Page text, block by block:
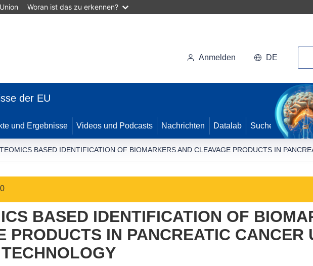
Woran ist das zu erkennen?
Anmelden DE
der EU
und Ergebnisse Videos und Podcasts Nachrichten Datalab Suche
BASED IDENTIFICATION OF BIOMARKERS AND CLEAVAGE PRODUCTS IN
BASED IDENTIFICATION OF
PRODUCTS IN PANCREATIC CANCER